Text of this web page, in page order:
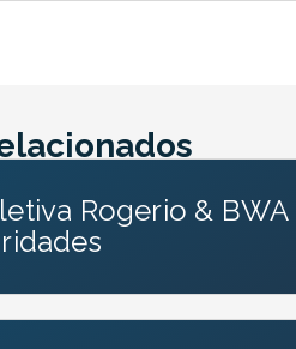
Rogerio & BWA